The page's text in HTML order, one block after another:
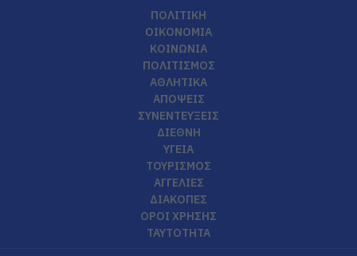
ΠΟΛΙΤΙΚΗ
ΟΙΚΟΝΟΜΙΑ
ΚΟΙΝΩΝΙΑ
ΠΟΛΙΤΙΣΜΟΣ
ΑΘΛΗΤΙΚΑ
ΑΠΟΨΕΙΣ
ΣΥΝΕΝΤΕΥΞΕΙΣ
ΔΙΕΘΝΗ
ΥΓΕΙΑ
ΤΟΥΡΙΣΜΟΣ
ΑΓΓΕΛΙΕΣ
ΔΙΑΚΟΠΕΣ
ΟΡΟΙ ΧΡΗΣΗΣ
ΤΑΥΤΟΤΗΤΑ